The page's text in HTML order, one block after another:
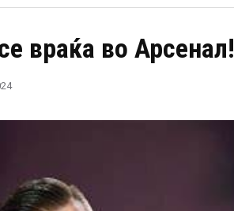
враќа во Арсенал!